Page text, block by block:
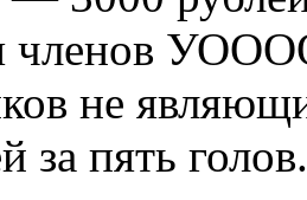
членов
не
за пять голов.